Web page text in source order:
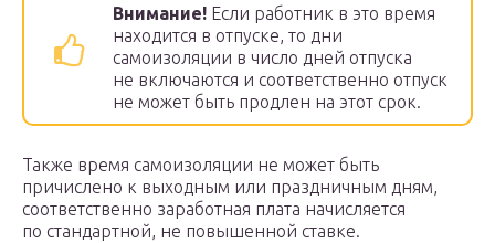
Внимание! Если работник в это время
находится в отпуске, то дни
самоизоляции в число дней отпуска
не включаются и соответственно отпуск
не может быть продлен на этот срок.
Также время самоизоляции не может быть
причислено к выходным или праздничным дням,
соответственно заработная плата начисляется
по стандартной, не повышенной ставке.